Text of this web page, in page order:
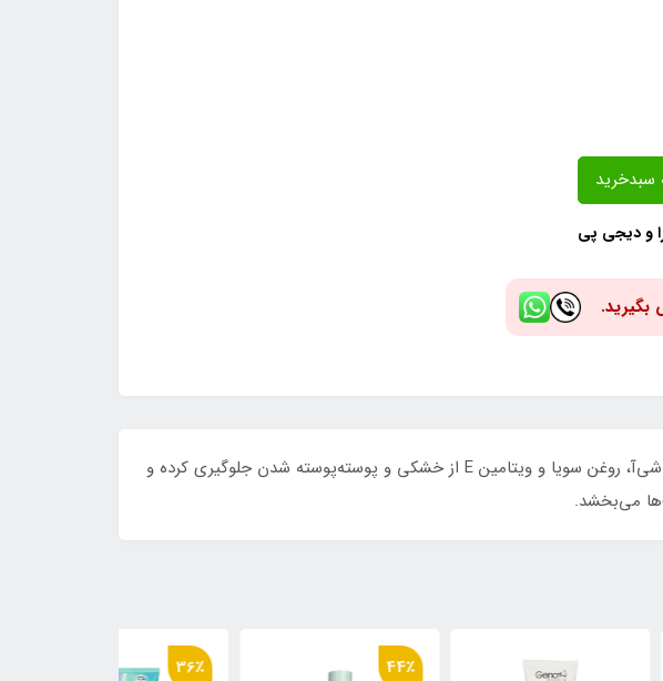
و دیجی پی
بگیرید.
بالم لب توت‌فرنگی بیول، لب‌ها را نرم، مرطوب و درخشان می‌کند. فرمول غنی آن با ترکیباتی مانند کره شی‌آ، روغن سویا و ویتامین E از خشکی و پوسته‌پوسته شدن جلوگیری کرده و
می‌بخشد.